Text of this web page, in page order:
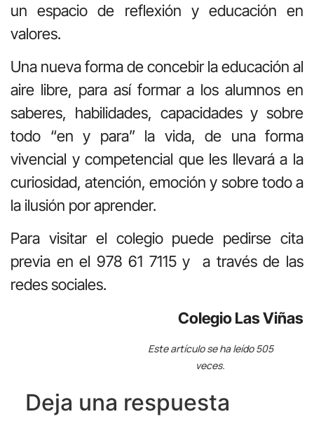
un espacio de reflexión y educación en
valores.
Una nueva forma de concebir la educación al
aire libre, para así formar a los alumnos en
saberes, habilidades, capacidades y sobre
todo “en y para” la vida, de una forma
vivencial y competencial que les llevará a la
curiosidad, atención, emoción y sobre todo a
la ilusión por aprender.
Para visitar el colegio puede pedirse cita
previa en el 978 61 7115 y a través de las
redes sociales.
Colegio Las Viñas
Este artículo se ha leído 505
veces.
Deja una respuesta